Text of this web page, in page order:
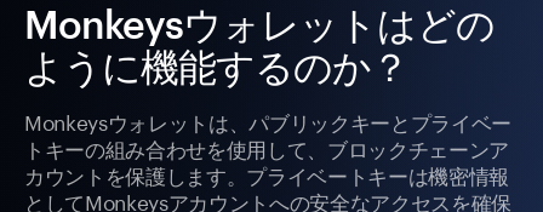
Monkeysウォレットはどの
ように機能するのか？
Monkeysウォレットは、パブリックキーとプライベー
トキーの組み合わせを使用して、ブロックチェーンア
カウントを保護します。プライベートキーは機密情報
としてMonkeysアカウントへの安全なアクセスを確保